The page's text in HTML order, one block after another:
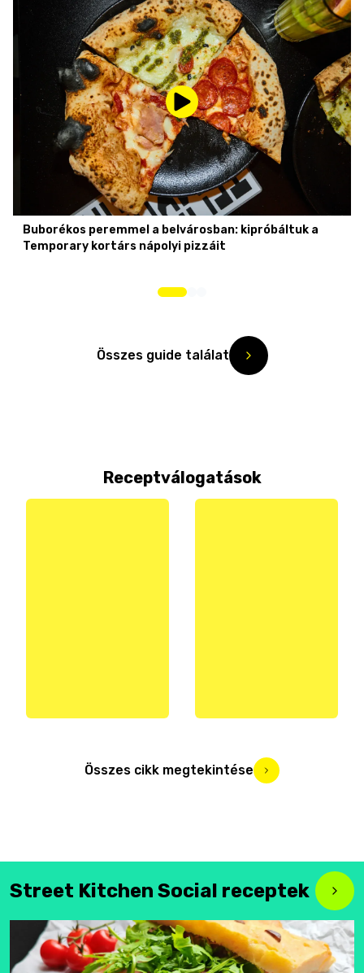
Buborékos peremmel a belvárosban: kipróbáltuk a
Temporary kortárs nápolyi pizzáit
Összes guide találat
Receptválogatások
Összes cikk megtekintése
Street Kitchen Social receptek